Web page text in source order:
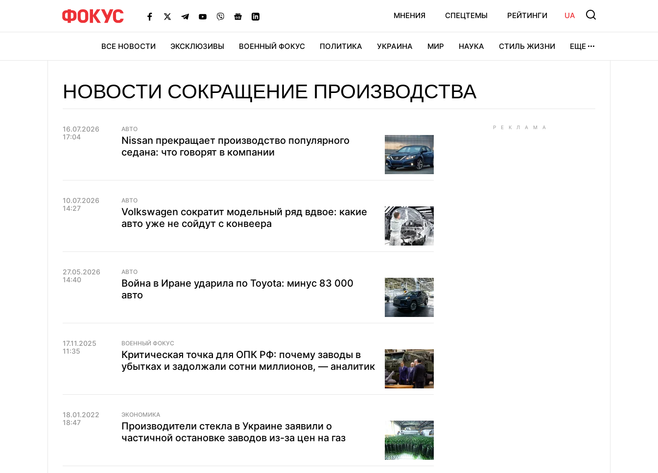
МНЕНИЯ СПЕЦТЕМЫ РЕЙТИНГИ UA
ВСЕ НОВОСТИ ЭКСКЛЮЗИВЫ ВОЕННЫЙ ФОКУС ПОЛИТИКА УКРАИНА МИР НАУКА СТИЛЬ ЖИЗНИ ЕЩЕ
НОВОСТИ СОКРАЩЕНИЕ ПРОИЗВОДСТВА
16.07.2026
17:04
АВТО
Nissan прекращает производство популярного
седана: что говорят в компании
10.07.2026
14:27
АВТО
Volkswagen сократит модельный ряд вдвое: какие
авто уже не сойдут с конвеера
27.05.2026
14:40
АВТО
Война в Иране ударила по Toyota: минус 83 000
авто
17.11.2025
11:35
ВОЕННЫЙ ФОКУС
Критическая точка для ОПК РФ: почему заводы в
убытках и задолжали сотни миллионов, — аналитик
18.01.2022
18:47
ЭКОНОМИКА
Производители стекла в Украине заявили о
частичной остановке заводов из-за цен на газ